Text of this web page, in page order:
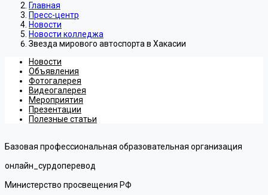
Главная
Пресс-центр
Новости
Новости колледжа
Звезда мирового автоспорта в Хакасии
Новости
Объявления
Фотогалерея
Видеогалерея
Мероприятия
Презентации
Полезные статьи
Базовая профессиональная образовательная организация
онлайн_сурдоперевод
Министерство просвещения РФ